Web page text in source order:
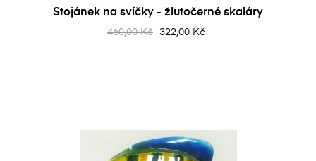
Stojánek na svíčky - žlutočerné skaláry
460,00 Kč 322,00 Kč